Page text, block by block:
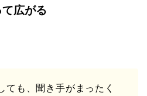
広がる
ても、聞き手がまったく